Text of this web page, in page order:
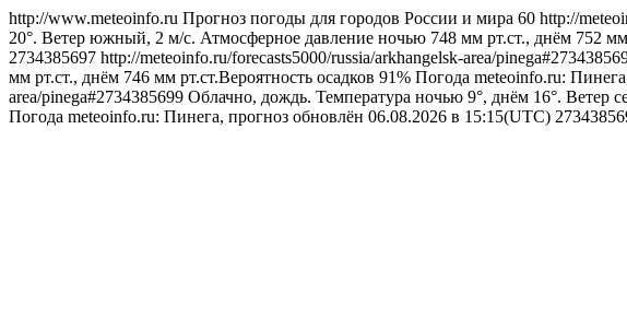
http://www.meteoinfo.ru Прогноз погоды для городов России и мира 60 http://
20°. Ветер южный, 2 м/с. Атмосферное давление ночью 748 мм рт.ст., днём 752 мм
2734385697 http://meteoinfo.ru/forecasts5000/russia/arkhangelsk-area/
мм рт.ст., днём 746 мм рт.ст.Вероятность осадков 91% Погода meteoinfo.ru:
area/pinega#2734385699 Облачно, дождь. Температура ночью 9°, днём 16°. Ветер
Погода meteoinfo.ru: Пинега, прогноз обновлён 06.08.2026 в 15:15(UTC)